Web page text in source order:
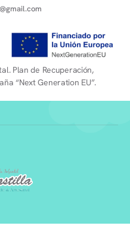
Plan de Recuperación,
“Next Generation EU”.